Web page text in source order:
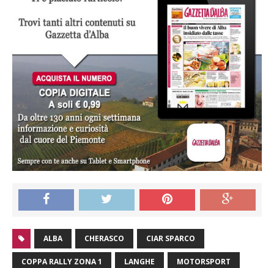
ALBA CHERASCO CIAR SPARCO
COPPA RALLY ZONA 1 LANGHE MOTORSPORT